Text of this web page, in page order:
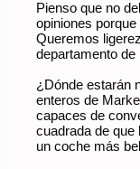
Pienso que no
opiniones
Queremos
departamento de
¿Dónde estarán
enteros de
capaces de
cuadrada de que
un coche más